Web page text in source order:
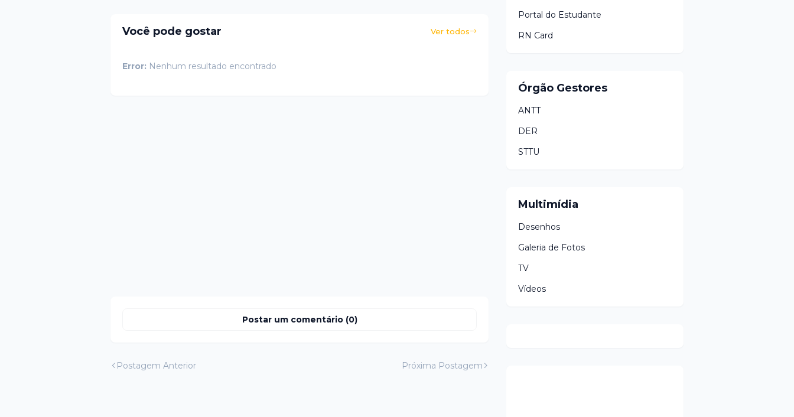
Você pode gostar Ver todos
Error: Nenhum resultado encontrado
Postar um comentário (0)
Postagem Anterior Próxima Postagem
Portal do Estudante
RN Card
Órgão Gestores
ANTT
DER
STTU
Multimídia
Desenhos
Galeria de Fotos
TV
Vídeos